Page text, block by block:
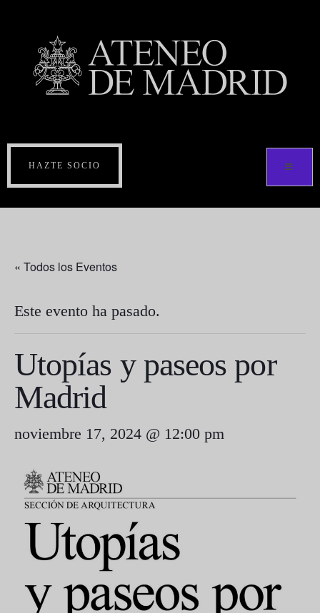
HAZTE SOCIO
« Todos los Eventos
Este evento ha pasado.
Utopías y paseos por
Madrid
noviembre 17, 2024 @ 12:00 pm